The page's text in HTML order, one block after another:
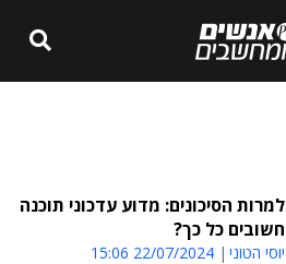
למרות הסיכונים: מדוע עדכוני תוכנה
חשובים כל כך?
יוסי הטוני 22/07/2024 15:06